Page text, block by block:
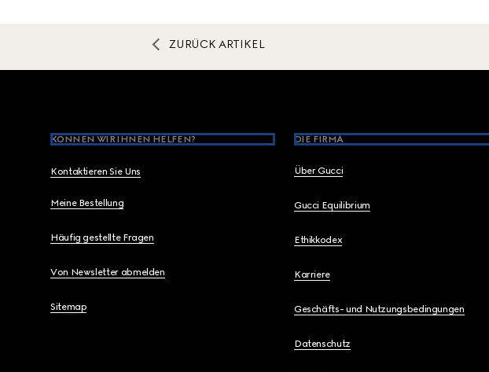
ZURÜCK ARTIKEL
KÖNNEN WIR IHNEN HELFEN?
Kontaktieren Sie Uns
Meine Bestellung
Häufig gestellte Fragen
Von Newsletter abmelden
Sitemap
DIE FIRMA
Über Gucci
Gucci Equilibrium
Ethikkodex
Karriere
Geschäfts- und Nutzungsbedingungen
Datenschutz